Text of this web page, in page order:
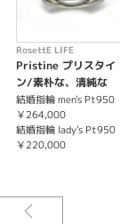
RosettE LIFE
Pristine プリスタイ
ン/素朴な、清純な
結婚指輪 men's Pt950
￥264,000
結婚指輪 lady's Pt950
￥220,000